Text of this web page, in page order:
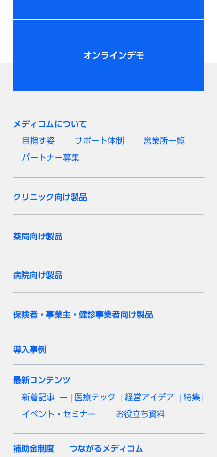
オンラインデモ
メディコムについて
目指す姿 サポート体制 営業所一覧
パートナー募集
クリニック向け製品
薬局向け製品
病院向け製品
保険者・事業主・健診事業者向け製品
導入事例
最新コンテンツ
新着記事 医療テック 経営アイデア 特集
イベント・セミナー お役立ち資料
補助金制度 つながるメディコム